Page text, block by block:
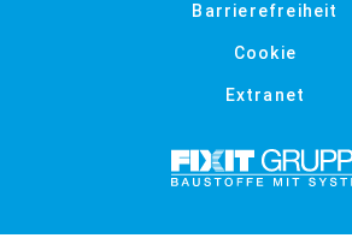
Barrierefreiheit
Cookie
Extranet